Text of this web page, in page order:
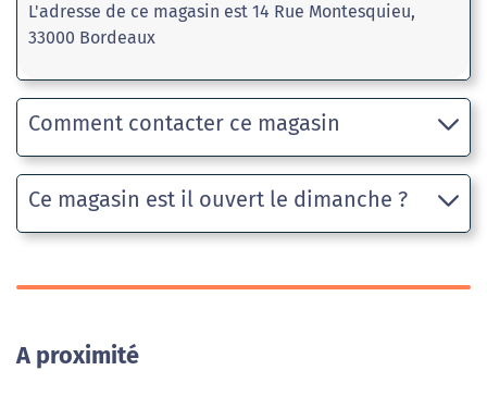
L'adresse de ce magasin est 14 Rue Montesquieu,
33000 Bordeaux
Comment contacter ce magasin
Ce magasin est il ouvert le dimanche ?
A proximité